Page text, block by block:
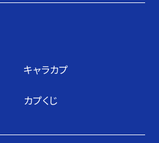
キャラカプ
カプくじ